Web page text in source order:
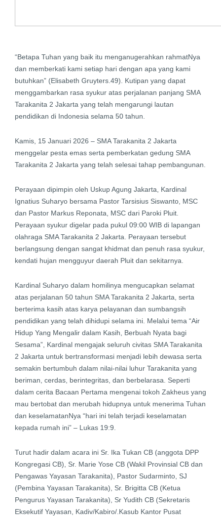
“Betapa Tuhan yang baik itu menganugerahkan rahmatNya
dan memberkati kami setiap hari dengan apa yang kami
butuhkan” (Elisabeth Gruyters.49). Kutipan yang dapat
menggambarkan rasa syukur atas perjalanan panjang SMA
Tarakanita 2 Jakarta yang telah mengarungi lautan
pendidikan di Indonesia selama 50 tahun.
Kamis, 15 Januari 2026 – SMA Tarakanita 2 Jakarta
menggelar pesta emas serta pemberkatan gedung SMA
Tarakanita 2 Jakarta yang telah selesai tahap pembangunan.
Perayaan dipimpin oleh Uskup Agung Jakarta, Kardinal
Ignatius Suharyo bersama Pastor Tarsisius Siswanto, MSC
dan Pastor Markus Reponata, MSC dari Paroki Pluit.
Perayaan syukur digelar pada pukul 09:00 WIB di lapangan
olahraga SMA Tarakanita 2 Jakarta. Perayaan tersebut
berlangsung dengan sangat khidmat dan penuh rasa syukur,
kendati hujan mengguyur daerah Pluit dan sekitarnya.
Kardinal Suharyo dalam homilinya mengucapkan selamat
atas perjalanan 50 tahun SMA Tarakanita 2 Jakarta, serta
berterima kasih atas karya pelayanan dan sumbangsih
pendidikan yang telah dihidupi selama ini. Melalui tema “Air
Hidup Yang Mengalir dalam Kasih, Berbuah Nyata bagi
Sesama”, Kardinal mengajak seluruh civitas SMA Tarakanita
2 Jakarta untuk bertransformasi menjadi lebih dewasa serta
semakin bertumbuh dalam nilai-nilai luhur Tarakanita yang
beriman, cerdas, berintegritas, dan berbelarasa. Seperti
dalam cerita Bacaan Pertama mengenai tokoh Zakheus yang
mau bertobat dan merubah hidupnya untuk menerima Tuhan
dan keselamatanNya “hari ini telah terjadi keselamatan
kepada rumah ini” – Lukas 19:9.
Turut hadir dalam acara ini Sr. Ika Tukan CB (anggota DPP
Kongregasi CB), Sr. Marie Yose CB (Wakil Provinsial CB dan
Pengawas Yayasan Tarakanita), Pastor Sudarminto, SJ
(Pembina Yayasan Tarakanita), Sr. Brigitta CB (Ketua
Pengurus Yayasan Tarakanita), Sr Yudith CB (Sekretaris
Eksekutif Yayasan, Kadiv/Kabiro/.Kasub Kantor Pusat